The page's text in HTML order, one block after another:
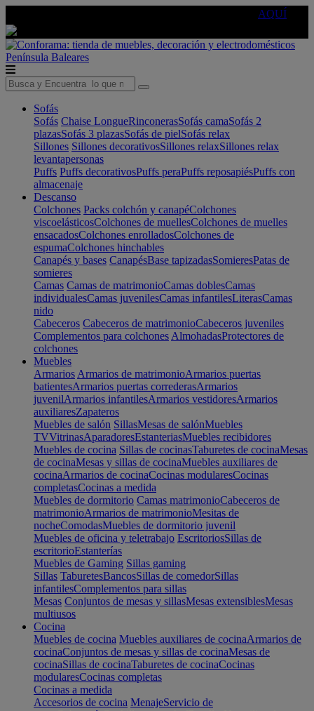
AQUÍ
Península Baleares
Sofás
Sofás Chaise LongueRinconerasSofás camaSofás 2
plazasSofás 3 plazasSofás de pielSofás relax
Sillones Sillones decorativosSillones relaxSillones relax
levantapersonas
Puffs Puffs decorativosPuffs peraPuffs reposapiésPuffs con
almacenaje
Descanso
Colchones Packs colchón y canapéColchones
viscoelásticosColchones de muellesColchones de muelles
ensacadosColchones enrolladosColchones de
espumaColchones hinchables
Canapés y bases CanapésBase tapizadasSomieresPatas de
somieres
Camas Camas de matrimonioCamas doblesCamas
individualesCamas juvenilesCamas infantilesLiterasCamas
nido
Cabeceros Cabeceros de matrimonioCabeceros juveniles
Complementos para colchones AlmohadasProtectores de
colchones
Muebles
Armarios Armarios de matrimonioArmarios puertas
batientesArmarios puertas correderasArmarios
juvenilArmarios infantilesArmarios vestidoresArmarios
auxiliaresZapateros
Muebles de salón SillasMesas de salónMuebles
TVVitrinasAparadoresEstanteriasMuebles recibidores
Muebles de cocina Sillas de cocinasTaburetes de cocinaMesas
de cocinaMesas y sillas de cocinaMuebles auxiliares de
cocinaArmarios de cocinaCocinas modularesCocinas
completasCocinas a medida
Muebles de dormitorio Camas matrimonioCabeceros de
matrimonioArmarios de matrimonioMesitas de
nocheComodasMuebles de dormitorio juvenil
Muebles de oficina y teletrabajo EscritoriosSillas de
escritorioEstanterías
Muebles de Gaming Sillas gaming
Sillas TaburetesBancosSillas de comedorSillas
infantilesComplementos para sillas
Mesas Conjuntos de mesas y sillasMesas extensiblesMesas
multiusos
Cocina
Muebles de cocina Muebles auxiliares de cocinaArmarios de
cocinaConjuntos de mesas y sillas de cocinaMesas de
cocinaSillas de cocinaTaburetes de cocinaCocinas
modularesCocinas completas
Cocinas a medida
Accesorios de cocina MenajeServicio de